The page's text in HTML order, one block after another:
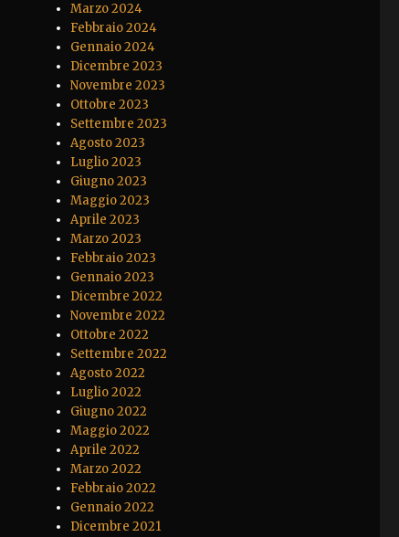
Marzo 2024
Febbraio 2024
Gennaio 2024
Dicembre 2023
Novembre 2023
Ottobre 2023
Settembre 2023
Agosto 2023
Luglio 2023
Giugno 2023
Maggio 2023
Aprile 2023
Marzo 2023
Febbraio 2023
Gennaio 2023
Dicembre 2022
Novembre 2022
Ottobre 2022
Settembre 2022
Agosto 2022
Luglio 2022
Giugno 2022
Maggio 2022
Aprile 2022
Marzo 2022
Febbraio 2022
Gennaio 2022
Dicembre 2021